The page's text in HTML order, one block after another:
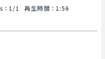
： 1/1 再生時間 ： 1:56